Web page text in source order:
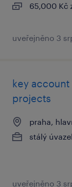
65,000 Kč
uveřejněno 3
key
projects
praha,
stálý
uveřejněno 3